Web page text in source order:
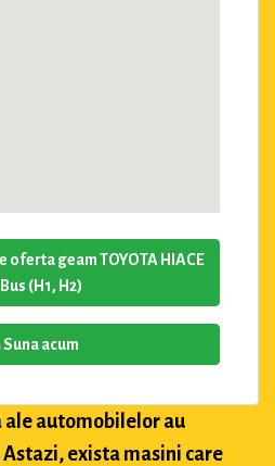
oferta geam TOYOTA HIACE
Bus (H1, H2)
Suna acum
automobilelor au
exista masini care